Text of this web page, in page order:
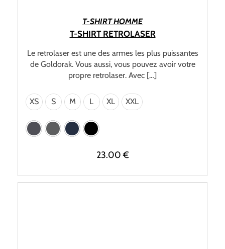
T-SHIRT HOMME
T-SHIRT RETROLASER
Le retrolaser est une des armes les plus puissantes
de Goldorak. Vous aussi, vous pouvez avoir votre
propre retrolaser. Avec […]
XS S M L XL XXL
23.00€